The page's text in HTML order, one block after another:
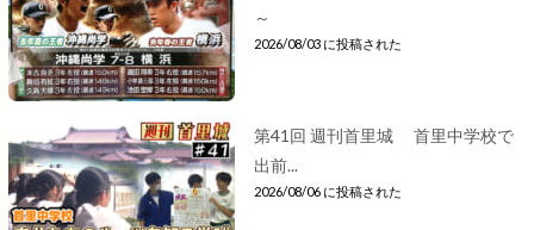
～
2026/08/03 に投稿された
第41回 週刊首里城 首里中学校で
出前...
2026/08/06 に投稿された